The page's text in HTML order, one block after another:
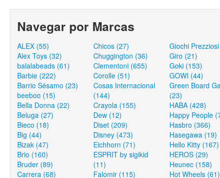
Navegar por Marcas
ALEX (55)
Alex Toys (32)
balalabeads (61)
Barbie (222)
Barrio Sésamo (23)
beeboo (15)
Bella Donna (22)
Beluga (27)
Bieco (18)
Big (44)
Bizak (47)
Brio (160)
Bruder (89)
Carrera (68)
Chicos (27)
Chuggington (36)
Clementoni (655)
Corolle (51)
Cosas Internacional
(144)
Crayola (155)
Dew (12)
Diset (209)
Disney (473)
Eichhorn (71)
ESPRIT by sigikid
(11)
Falomir (115)
Giochi
Giro (21)
Goki (153)
GOWI (44)
Green Board
(23)
HABA (428)
Happy People
Hasbro (366)
Hasegawa (19)
Hello Kitty (167)
HEROS (29)
Heunec (158)
Hot Wheels (61)